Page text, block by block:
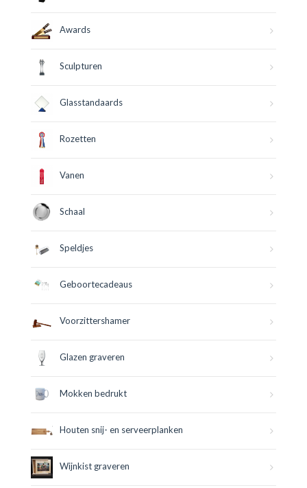
Awards
Sculpturen
Glasstandaards
Rozetten
Vanen
Schaal
Speldjes
Geboortecadeaus
Voorzittershamer
Glazen graveren
Mokken bedrukt
Houten snij- en serveerplanken
Wijnkist graveren